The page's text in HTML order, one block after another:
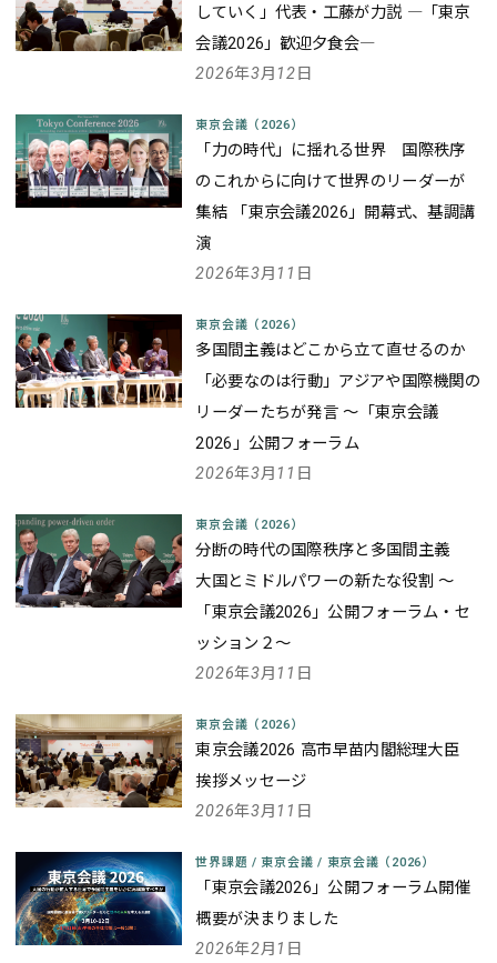
していく」代表・工藤が力説 ―「東京
会議2026」歓迎夕食会―
2026年3月12日
東京会議（2026）
「力の時代」に揺れる世界 国際秩序
のこれからに向けて世界のリーダーが
集結 「東京会議2026」開幕式、基調講
演
2026年3月11日
東京会議（2026）
多国間主義はどこから立て直せるのか
――「必要なのは行動」アジアや国際機関の
リーダーたちが発言 ～「東京会議
2026」公開フォーラム
2026年3月11日
東京会議（2026）
分断の時代の国際秩序と多国間主義
大国とミドルパワーの新たな役割 ～
「東京会議2026」公開フォーラム・セ
ッション２～
2026年3月11日
東京会議（2026）
東京会議2026 高市早苗内閣総理大臣
挨拶メッセージ
2026年3月11日
世界課題 / 東京会議/ 東京会議（2026）
「東京会議2026」公開フォーラム開催
概要が決まりました
2026年2月1日